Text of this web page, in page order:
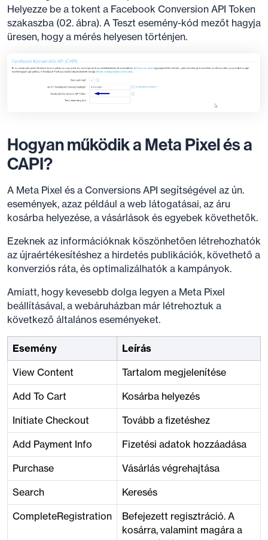
Helyezze be a tokent a Facebook Conversion API Token
szakaszba (02. ábra). A Teszt esemény-kód mezőt hagyja
üresen, hogy a mérés helyesen történjen.
Hogyan működik a Meta Pixel és a
CAPI?
A Meta Pixel és a Conversions API segítségével az ún.
események, azaz például a web látogatásai, az áru
kosárba helyezése, a vásárlások és egyebek követhetők.
Ezeknek az információknak köszönhetően létrehozhatók
az újraértékesítéshez a hirdetés publikációk, követhető a
konverziós ráta, és optimalizálhatók a kampányok.
Amiatt, hogy kevesebb dolga legyen a Meta Pixel
beállításával, a webáruházban már létrehoztuk a
következő általános eseményeket.
Esemény
Leírás
View Content
Tartalom megjelenítése
Add To Cart
Kosárba helyezés
Initiate Checkout
Tovább a fizetéshez
Add Payment Info
Fizetési adatok hozzáadása
Purchase
Vásárlás végrehajtása
Search
Keresés
CompleteRegistration
Befejezett regisztráció. A
kosárra, valamint magára a